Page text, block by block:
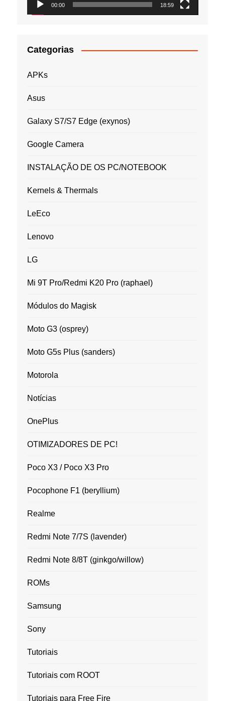
00:00 18:59
Categorias
APKs
Asus
Galaxy S7/S7 Edge (exynos)
Google Camera
INSTALAÇÃO DE OS PC/NOTEBOOK
Kernels & Thermals
LeEco
Lenovo
LG
Mi 9T Pro/Redmi K20 Pro (raphael)
Módulos do Magisk
Moto G3 (osprey)
Moto G5s Plus (sanders)
Motorola
Notícias
OnePlus
OTIMIZADORES DE PC!
Poco X3 / Poco X3 Pro
Pocophone F1 (beryllium)
Realme
Redmi Note 7/7S (lavender)
Redmi Note 8/8T (ginkgo/willow)
ROMs
Samsung
Sony
Tutoriais
Tutoriais com ROOT
Tutoriais para Free Fire